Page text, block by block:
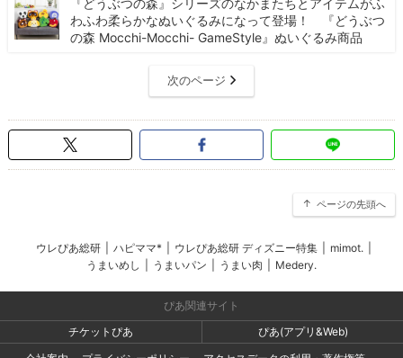
『どうぶつの森』シリーズのなかまたちとアイテムがふ
わふわ柔らかなぬいぐるみになって登場！ 『どうぶつ
の森 Mocchi-Mocchi- GameStyle』ぬいぐるみ商品
次のページ
ページの先頭へ
ウレぴあ総研 ハピママ* ウレぴあ総研 ディズニー特集 mimot.
うまいめし
うまいパン うまい肉 Medery.
ぴあ関連サイト
チケットぴあ
ぴあ(アプリ&Web)